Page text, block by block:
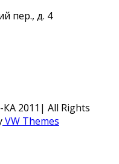
пер., д. 4
2011| All Rights
VW Themes